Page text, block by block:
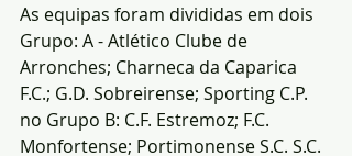
As equipas foram divididas em dois
Grupo: A - Atlético Clube de
Arronches; Charneca da Caparica
F.C.; G.D. Sobreirense; Sporting C.P.
no Grupo B: C.F. Estremoz; F.C.
Monfortense; Portimonense S.C. S.C.